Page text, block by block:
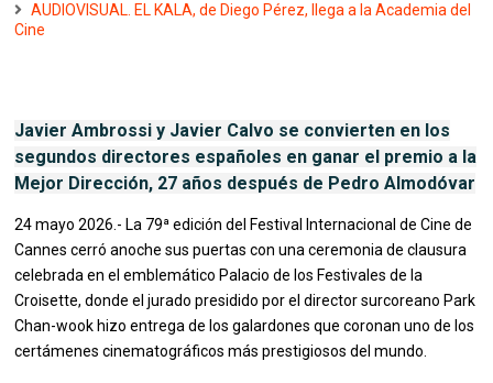
AUDIOVISUAL. EL KALA, de Diego Pérez, llega a la Academia del
Cine
Javier Ambrossi y Javier Calvo se convierten en los
segundos directores españoles en ganar el premio a la
Mejor Dirección, 27 años después de Pedro Almodóvar
24 mayo 2026.- La 79ª edición del Festival Internacional de Cine de
Cannes cerró anoche sus puertas con una ceremonia de clausura
celebrada en el emblemático Palacio de los Festivales de la
Croisette, donde el jurado presidido por el director surcoreano Park
Chan-wook hizo entrega de los galardones que coronan uno de los
certámenes cinematográficos más prestigiosos del mundo.